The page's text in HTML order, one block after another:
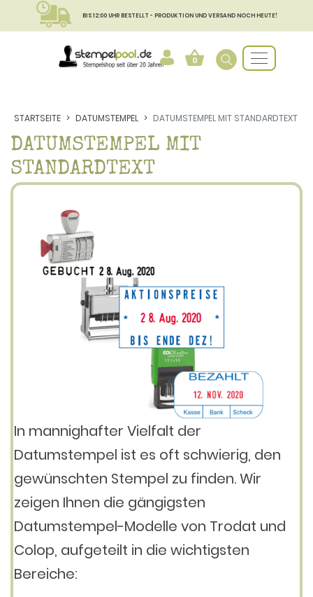
BIS 12:00 UHR BESTELLT - PRODUKTION UND VERSAND NOCH HEUTE!
0
STARTSEITE DATUMSTEMPEL DATUMSTEMPEL MIT STANDARDTEXT
DATUMSTEMPEL MIT
STANDARDTEXT
In mannighafter Vielfalt der
Datumstempel ist es oft schwierig, den
gewünschten Stempel zu finden. Wir
zeigen Ihnen die gängigsten
Datumstempel-Modelle von Trodat und
Colop, aufgeteilt in die wichtigsten
Bereiche: